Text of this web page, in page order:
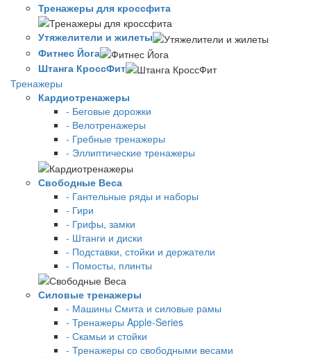
Тренажеры для кроссфита
Утяжелители и жилеты
Фитнес Йога
Штанга КроссФит
Тренажеры
Кардиотренажеры
- Беговые дорожки
- Велотренажеры
- Гребные тренажеры
- Эллиптические тренажеры
Свободные Веса
- Гантельные ряды и наборы
- Гири
- Грифы, замки
- Штанги и диски
- Подставки, стойки и держатели
- Помосты, плинты
Силовые тренажеры
- Машины Смита и силовые рамы
- Тренажеры Apple-Series
- Скамьи и стойки
- Тренажеры со свободными весами